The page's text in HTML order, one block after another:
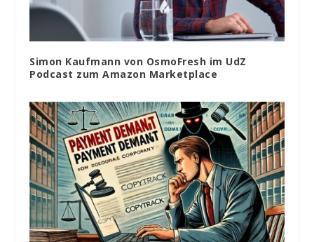
Simon Kaufmann von OsmoFresh im UdZ
Podcast zum Amazon Marketplace